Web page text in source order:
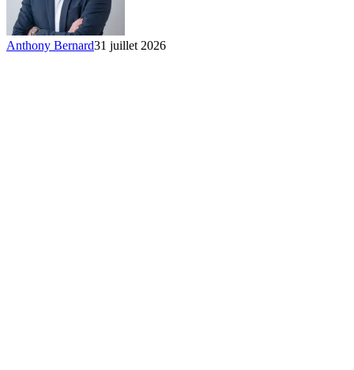
Anthony Bernard31 juillet 2026